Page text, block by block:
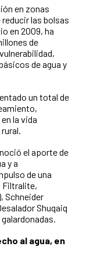
en zonas
las bolsas
en 2009, ha
de
de agua y
un total de
la vida
el aporte de
y a
de una
Filtralite,
Schneider
Shuqaiq
al agua, en